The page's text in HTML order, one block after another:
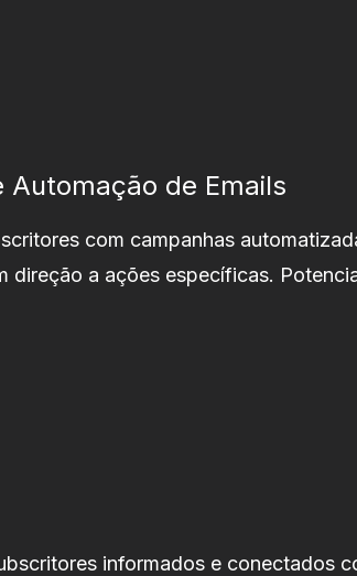
Automação de Emails
com campanhas
direção a ações específicas.
informados e conectados